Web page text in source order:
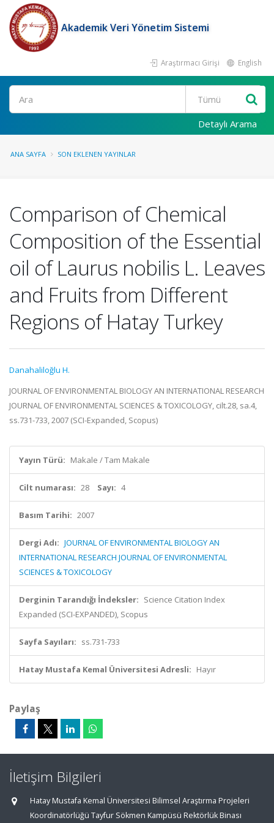
Akademik Veri Yönetim Sistemi
Araştırmacı Girişi English
Ara
Detaylı Arama
ANA SAYFA SON EKLENEN YAYINLAR
Comparison of Chemical
Composition of the Essential
oil of Laurus nobilis L. Leaves
and Fruits from Different
Regions of Hatay Turkey
Danahaliloğlu H.
JOURNAL OF ENVIRONMENTAL BIOLOGY AN INTERNATIONAL RESEARCH
JOURNAL OF ENVIRONMENTAL SCIENCES & TOXICOLOGY, cilt.28, sa.4,
ss.731-733, 2007 (SCI-Expanded, Scopus)
Yayın Türü: Makale / Tam Makale
Cilt numarası: 28 Sayı: 4
Basım Tarihi: 2007
Dergi Adı: JOURNAL OF ENVIRONMENTAL BIOLOGY AN
INTERNATIONAL RESEARCH JOURNAL OF ENVIRONMENTAL
SCIENCES & TOXICOLOGY
Derginin Tarandığı İndeksler: Science Citation Index
Expanded (SCI-EXPANDED), Scopus
Sayfa Sayıları: ss.731-733
Hatay Mustafa Kemal Üniversitesi Adresli: Hayır
Paylaş
İletişim Bilgileri
Hatay Mustafa Kemal Üniversitesi Bilimsel Araştırma Projeleri
Koordinatörlüğü Tayfur Sökmen Kampüsü Rektörlük Binası